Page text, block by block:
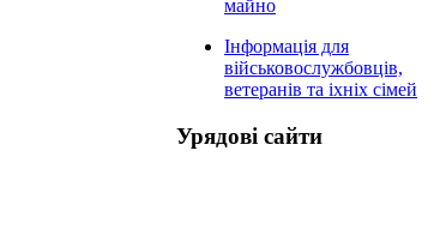
майно
Інформація для
військовослужбовців,
ветеранів та іхніх сімей
Урядові сайти